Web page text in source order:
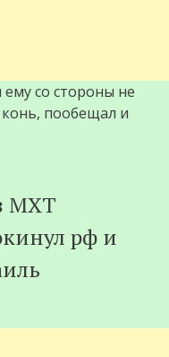
со стороны не
пообещал и
МХТ
pф и